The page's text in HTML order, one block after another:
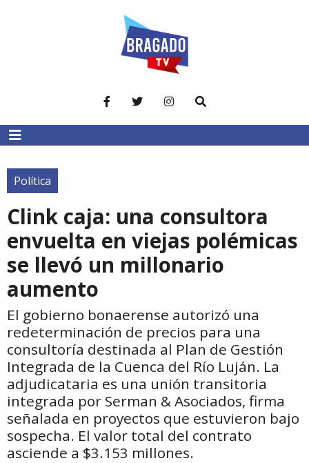
Política
Clink caja: una consultora
envuelta en viejas polémicas
se llevó un millonario
aumento
El gobierno bonaerense autorizó una
redeterminación de precios para una
consultoría destinada al Plan de Gestión
Integrada de la Cuenca del Río Luján. La
adjudicataria es una unión transitoria
integrada por Serman & Asociados, firma
señalada en proyectos que estuvieron bajo
sospecha. El valor total del contrato
asciende a $3.153 millones.